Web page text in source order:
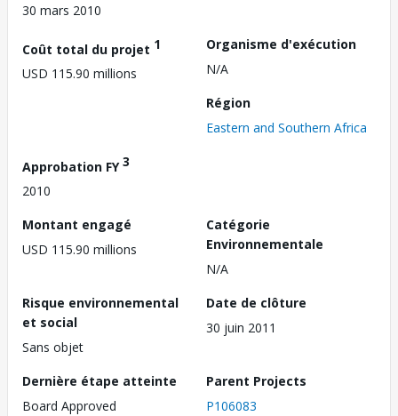
30 mars 2010
Coût total du projet 1
USD 115.90 millions
Organisme d'exécution
N/A
Région
Eastern and Southern Africa
Approbation FY3
2010
Montant engagé
USD 115.90 millions
Catégorie
Environnementale
N/A
Risque environnemental
et social
Sans objet
Date de clôture
30 juin 2011
Dernière étape atteinte
Board Approved
Parent Projects
P106083